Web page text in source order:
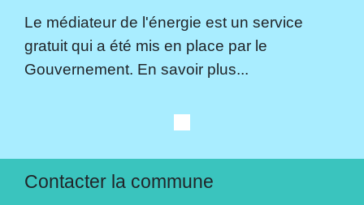
Le médiateur de l'énergie est un service
gratuit qui a été mis en place par le
Gouvernement. En savoir plus...
Contacter la commune